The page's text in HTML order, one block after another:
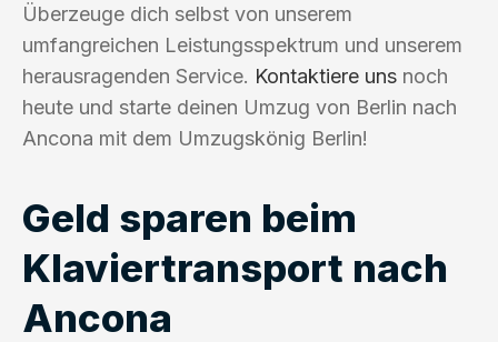
Überzeuge dich selbst von unserem
umfangreichen Leistungsspektrum und unserem
herausragenden Service. Kontaktiere uns noch
heute und starte deinen Umzug von Berlin nach
Ancona mit dem Umzugskönig Berlin!
Geld sparen beim
Klaviertransport nach
Ancona